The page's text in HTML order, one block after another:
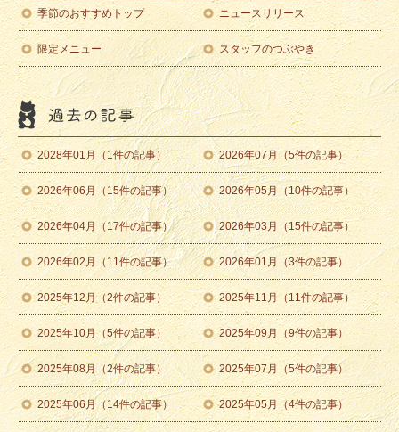
季節のおすすめトップ ニュースリリース
限定メニュー スタッフのつぶやき
2028年01月（1件の記事） 2026年07月（5件の記事）
2026年06月（15件の記事） 2026年05月（10件の記事）
2026年04月（17件の記事） 2026年03月（15件の記事）
2026年02月（11件の記事） 2026年01月（3件の記事）
2025年12月（2件の記事） 2025年11月（11件の記事）
2025年10月（5件の記事） 2025年09月（9件の記事）
2025年08月（2件の記事） 2025年07月（5件の記事）
2025年06月（14件の記事） 2025年05月（4件の記事）